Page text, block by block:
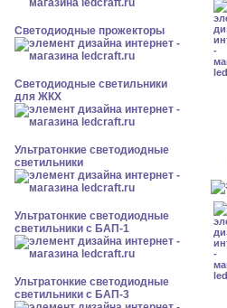
Светодиодные прожекторы
Светодиодные светильники
для ЖКХ
Ультратонкие светодиодные
светильники
Ультратонкие светодиодные
светильники с БАП-1
Ультратонкие светодиодные
светильники с БАП-3